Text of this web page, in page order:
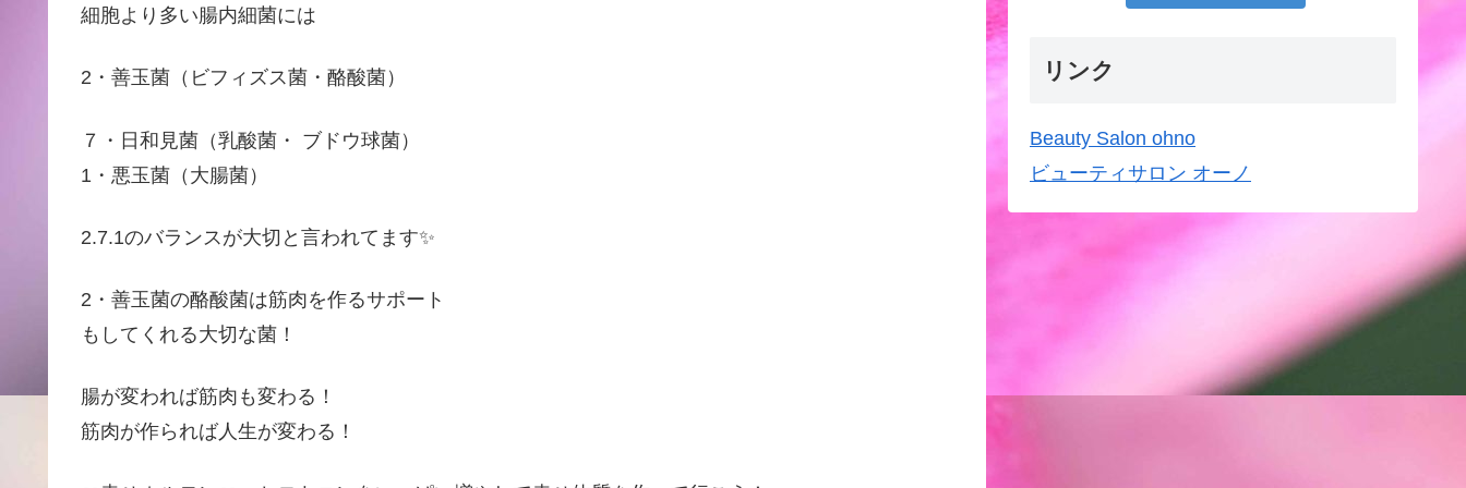
細胞より多い腸内細菌には
2・善玉菌（ビフィズス菌・酪酸菌）
７・日和見菌（乳酸菌・ ブドウ球菌）
1・悪玉菌（大腸菌）
2.7.1のバランスが大切と言われてます✨
2・善玉菌の酪酸菌は筋肉を作るサポート
もしてくれる大切な菌！
腸が変われば筋肉も変わる！
筋肉が作られば人生が変わる！
リンク
Beauty Salon ohno
ビューティサロン オーノ